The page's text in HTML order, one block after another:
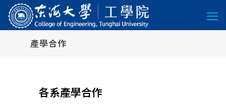
產學合作
各系產學合作